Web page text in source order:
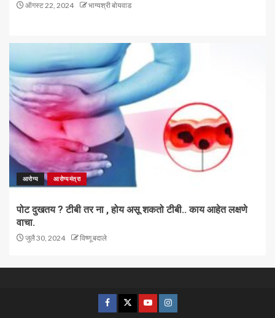
ऑगस्ट 22, 2024 भाग्यश्री बोयवाड
आरोग्य आरोग्यमंत्रा
पोट दुखतय ? टीबी तर ना , होय असू शकतो टीबी.. काय आहेत लक्षणे
वाचा.
जुलै 30, 2024 विष्णू बदाले